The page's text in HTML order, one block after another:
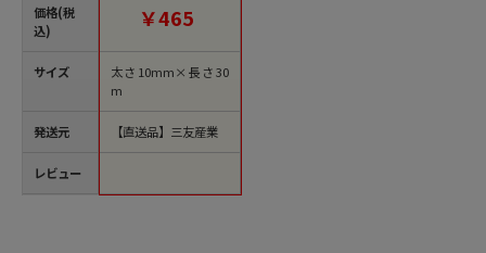
価格(税
込)
サイズ
発送元
レビュー
￥465
太さ10mm×長さ30
m
【直送品】三友産業